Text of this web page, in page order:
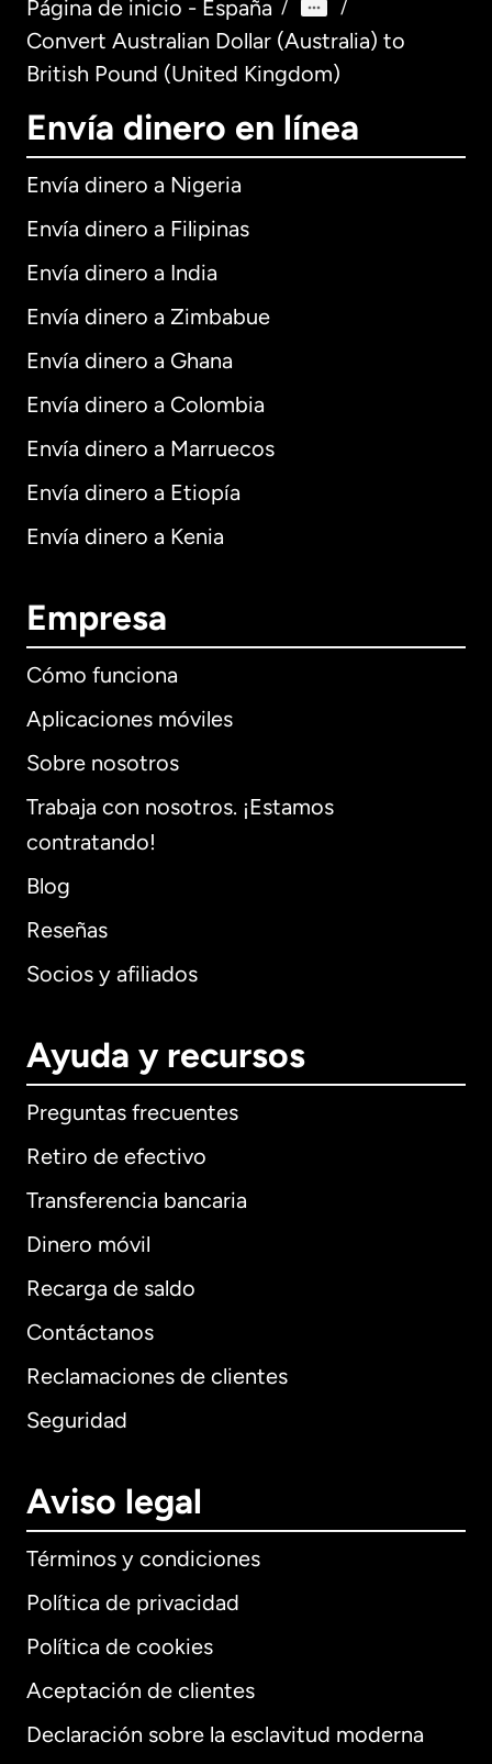
Página de inicio - España / /
Convert Australian Dollar (Australia) to
British Pound (United Kingdom)
Envía dinero en línea
Envía dinero a Nigeria
Envía dinero a Filipinas
Envía dinero a India
Envía dinero a Zimbabue
Envía dinero a Ghana
Envía dinero a Colombia
Envía dinero a Marruecos
Envía dinero a Etiopía
Envía dinero a Kenia
Empresa
Cómo funciona
Aplicaciones móviles
Sobre nosotros
Trabaja con nosotros. ¡Estamos
contratando!
Blog
Reseñas
Socios y afiliados
Ayuda y recursos
Preguntas frecuentes
Retiro de efectivo
Transferencia bancaria
Dinero móvil
Recarga de saldo
Contáctanos
Reclamaciones de clientes
Seguridad
Aviso legal
Términos y condiciones
Política de privacidad
Política de cookies
Aceptación de clientes
Declaración sobre la esclavitud moderna
Internacional English